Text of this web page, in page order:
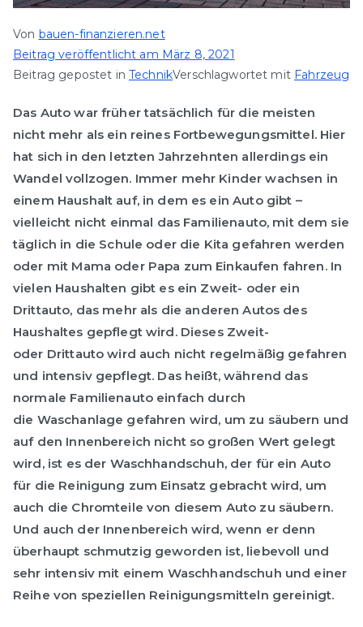
Von bauen-finanzieren.net
Beitrag veröffentlicht am März 8, 2021
Beitrag gepostet in TechnikVerschlagwortet mit Fahrzeug
Das Auto war früher tatsächlich für die meisten
nicht mehr als ein reines Fortbewegungsmittel. Hier
hat sich in den letzten Jahrzehnten allerdings ein
Wandel vollzogen. Immer mehr Kinder wachsen in
einem Haushalt auf, in dem es ein Auto gibt –
vielleicht nicht einmal das Familienauto, mit dem sie
täglich in die Schule oder die Kita gefahren werden
oder mit Mama oder Papa zum Einkaufen fahren. In
vielen Haushalten gibt es ein Zweit- oder ein
Drittauto, das mehr als die anderen Autos des
Haushaltes gepflegt wird. Dieses Zweit-
oder Drittauto wird auch nicht regelmäßig gefahren
und intensiv gepflegt. Das heißt, während das
normale Familienauto einfach durch
die Waschanlage gefahren wird, um zu säubern und
auf den Innenbereich nicht so großen Wert gelegt
wird, ist es der Waschhandschuh, der für ein Auto
für die Reinigung zum Einsatz gebracht wird, um
auch die Chromteile von diesem Auto zu säubern.
Und auch der Innenbereich wird, wenn er denn
überhaupt schmutzig geworden ist, liebevoll und
sehr intensiv mit einem Waschhandschuh und einer
Reihe von speziellen Reinigungsmitteln gereinigt.